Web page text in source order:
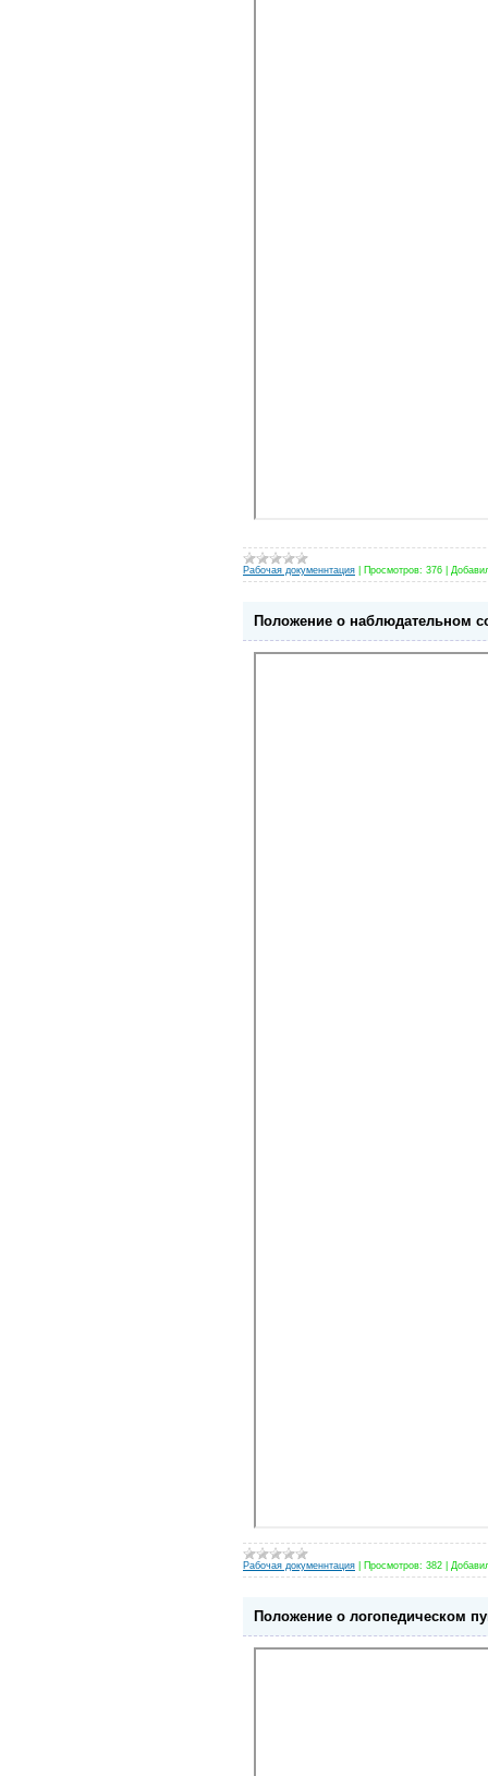
Рабочая докуменнтация Просмотров: 376
Положение о наблюдательном
Рабочая докуменнтация Просмотров: 382
Положение о логопедическом